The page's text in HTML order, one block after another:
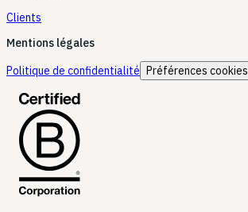
Clients
Mentions légales
Politique de confidentialité Préférences cookies